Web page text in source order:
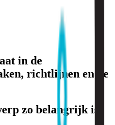
in de
richtlijnen en de
zo belangrijk is